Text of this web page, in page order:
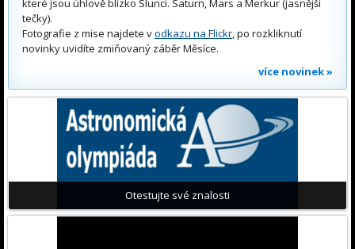
tečky).
Fotografie z mise najdete vodkazu na Flickr , po rozkliknutí
novinky uvidíte zmiňovaný záběr Měsíce.
více novinek »
Otestujte své znalosti